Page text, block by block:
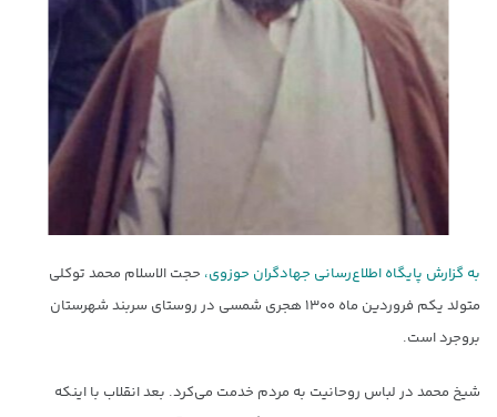
به گزارش پایگاه اطلاع‌رسانی جهادگران حوزوی، حجت الاسلام محمد توکلی
متولد یکم فروردین ماه ۱۳۰۰ هجری شمسی در روستای سربند شهرستان
بروجرد است.
شیخ محمد در لباس روحانیت به مردم خدمت می‌کرد. بعد انقلاب با اینکه